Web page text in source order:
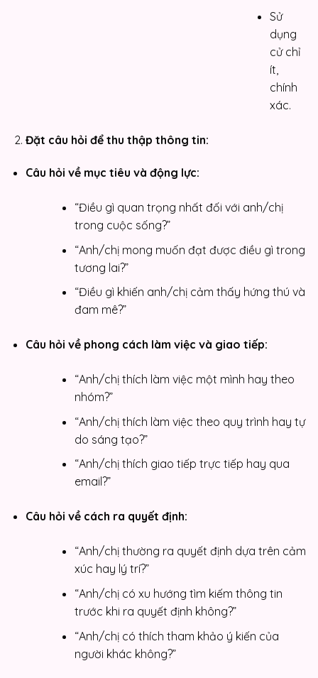
Sử
dụng
cử chỉ
ít,
chính
xác.
Đặt câu hỏi để thu thập thông tin:
Câu hỏi về mục tiêu và động lực:
“Điều gì quan trọng nhất đối với anh/chị
trong cuộc sống?”
“Anh/chị mong muốn đạt được điều gì trong
tương lai?”
“Điều gì khiến anh/chị cảm thấy hứng thú và
đam mê?”
Câu hỏi về phong cách làm việc và giao tiếp:
“Anh/chị thích làm việc một mình hay theo
nhóm?”
“Anh/chị thích làm việc theo quy trình hay tự
do sáng tạo?”
“Anh/chị thích giao tiếp trực tiếp hay qua
email?”
Câu hỏi về cách ra quyết định:
“Anh/chị thường ra quyết định dựa trên cảm
xúc hay lý trí?”
“Anh/chị có xu hướng tìm kiếm thông tin
trước khi ra quyết định không?”
“Anh/chị có thích tham khảo ý kiến của
người khác không?”